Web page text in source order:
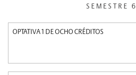
SEMESTRE 6
OPTATIVA 1 DE OCHO CRÉDITOS